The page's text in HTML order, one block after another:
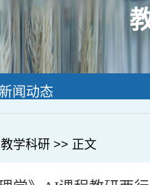
新闻动态
教学科研>> 正文